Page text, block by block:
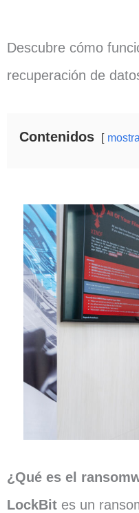
Descubre cómo
recuperación de
Contenidos
¿Qué es el
LockBit es un